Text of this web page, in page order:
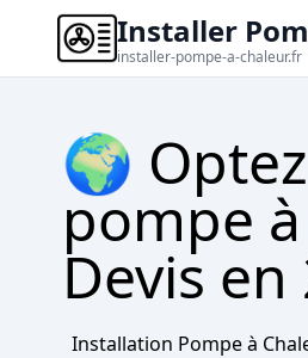
Installer
installer-pompe-a-chaleur.fr
🌍
pompe
Devis
Installation Pompe à